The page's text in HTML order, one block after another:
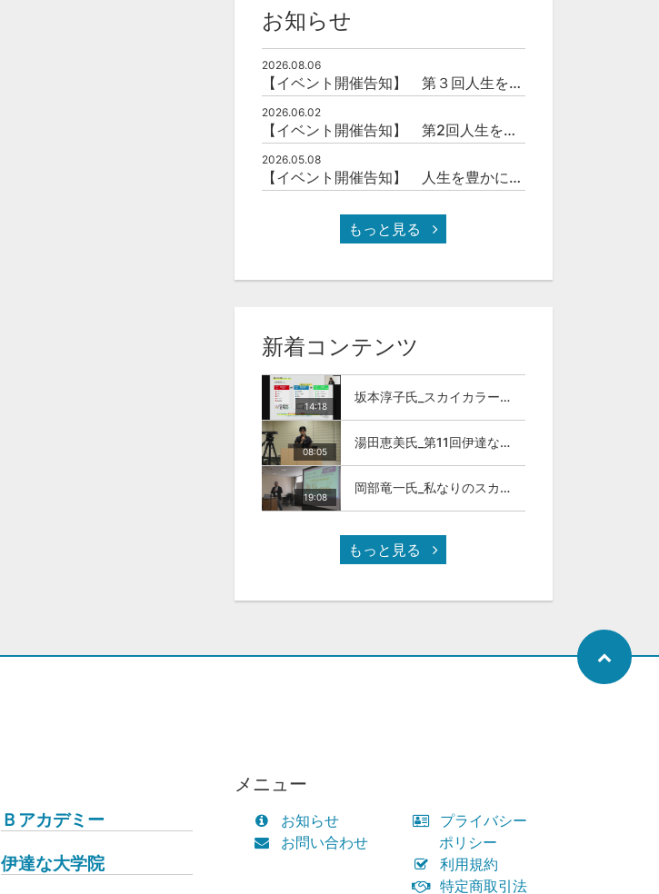
お知らせ
2026.08.06
【イベント開催告知】 第３回人生を豊かにする「本の力」を学ぶ会
2026.06.02
【イベント開催告知】 第2回人生を豊かにする「本の力」を学ぶ会
2026.05.08
【イベント開催告知】 人生を豊かにする「本の力」を学ぶ会
もっと見る
新着コンテンツ
14:18
坂本淳子氏_スカイカラー人材とは
08:05
湯田恵美氏_第11回伊達な大学院セミナー
19:08
岡部竜一氏_私なりのスカイカラ―人材
もっと見る
Ｂアカデミー
伊達な大学院
メニュー
お知らせ
お問い合わせ
プライバシー
ポリシー
利用規約
特定商取引法